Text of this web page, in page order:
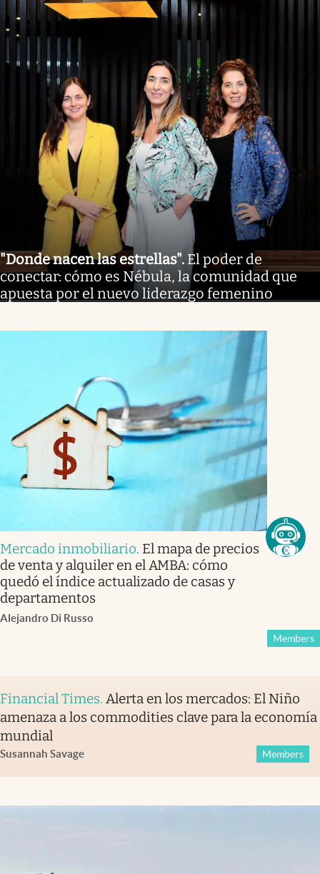
"Donde nacen las estrellas". El poder de
conectar: cómo es Nébula, la comunidad que
apuesta por el nuevo liderazgo femenino
Mercado inmobiliario. El mapa de precios
de venta y alquiler en el AMBA: cómo
quedó el índice actualizado de casas y
departamentos
Alejandro Di Russo
Members
Financial Times. Alerta en los mercados: El Niño
amenaza a los commodities clave para la economía
mundial
Susannah Savage Members